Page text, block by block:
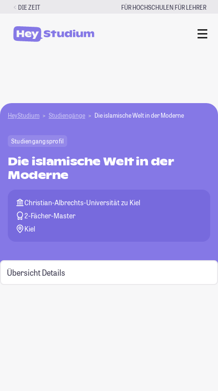
Zum
springen
DIE ZEIT FÜR HOCHSCHULEN|FÜR LEHRER
HeyStudium Studiengänge Die islamische Welt in der Moderne
Studiengangsprofil
Die islamische Welt in der
Moderne
Christian-Albrechts-Universität zu Kiel
2-Fächer-Master
Kiel
Übersicht Details